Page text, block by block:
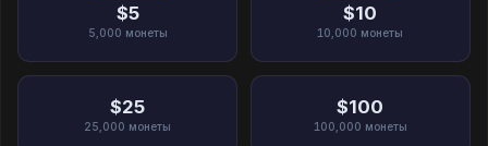
$5
5,000 монеты
$10
10,000 монеты
$25
25,000 монеты
$100
100,000 монеты